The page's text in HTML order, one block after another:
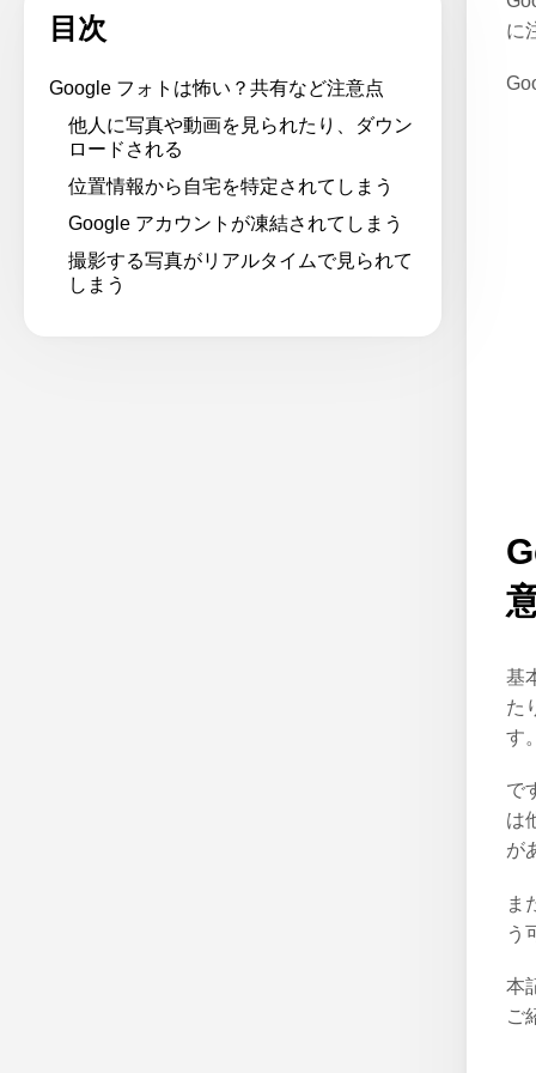
目次
Google フォトは怖い？共有など注意点
他人に写真や動画を見られたり、ダウン
ロードされる
位置情報から自宅を特定されてしまう
Google アカウントが凍結されてしまう
撮影する写真がリアルタイムで見られて
しまう
に
基
た
す。
で
は
が
ま
う
本
ご